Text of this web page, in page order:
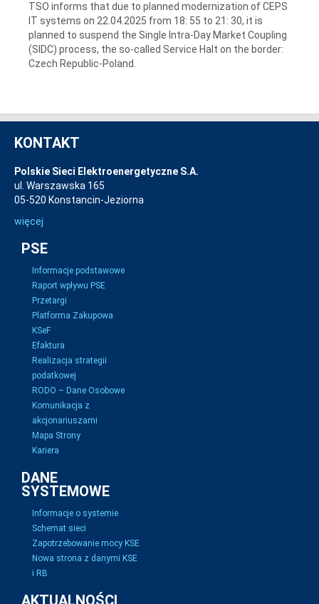
TSO informs that due to planned modernization of CEPS
IT systems on 22.04.2025 from 18: 55 to 21: 30, it is
planned to suspend the Single Intra-Day Market Coupling
(SIDC) process, the so-called Service Halt on the border:
Czech Republic-Poland.
KONTAKT
Polskie Sieci Elektroenergetyczne S.A.
ul. Warszawska 165
05-520 Konstancin-Jeziorna
więcej
PSE
Informacje podstawowe
Raport wpływu PSE
Przetargi
Platforma Zakupowa
KSeF
Efaktura
Realizacja strategii
podatkowej
RODO – Dane Osobowe
Komunikacja z
akcjonariuszami
Mapa Strony
Kariera
DANE
SYSTEMOWE
Informacje o systemie
Schemat sieci
Zapotrzebowanie mocy KSE
Nowa strona z danymi KSE
i RB
AKTUALNOŚCI